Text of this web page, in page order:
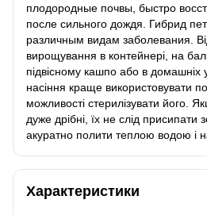
плодородные почвы, быстро
после сильного дождя. Гибрид
различным видам заболевания.
вирощування в контейнері, на
підвісному кашпо або в
насіння краще використовувати
можливості стерилізувати його.
дуже дрібні, їх не слід
акуратно полити теплою водою і
Характеристики